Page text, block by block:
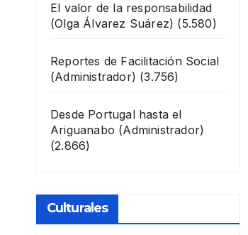
El valor de la responsabilidad
(Olga Álvarez Suárez) (5.580)
Reportes de Facilitación Social
(Administrador) (3.756)
Desde Portugal hasta el
Ariguanabo (Administrador)
(2.866)
Culturales